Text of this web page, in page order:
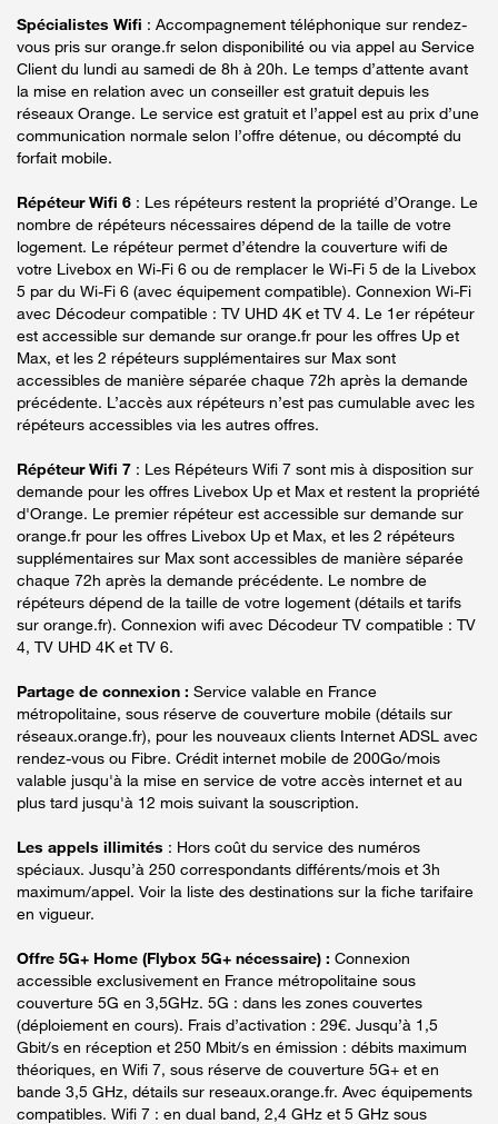
Spécialistes Wifi : Accompagnement téléphonique sur rendez-
vous pris sur orange.fr selon disponibilité ou via appel au Service
Client du lundi au samedi de 8h à 20h. Le temps d’attente avant
la mise en relation avec un conseiller est gratuit depuis les
réseaux Orange. Le service est gratuit et l’appel est au prix d’une
communication normale selon l’offre détenue, ou décompté du
forfait mobile.
Répéteur Wifi 6 : Les répéteurs restent la propriété d’Orange. Le
nombre de répéteurs nécessaires dépend de la taille de votre
logement. Le répéteur permet d’étendre la couverture wifi de
votre Livebox en Wi-Fi 6 ou de remplacer le Wi-Fi 5 de la Livebox
5 par du Wi-Fi 6 (avec équipement compatible). Connexion Wi-Fi
avec Décodeur compatible : TV UHD 4K et TV 4. Le 1er répéteur
est accessible sur demande sur orange.fr pour les offres Up et
Max, et les 2 répéteurs supplémentaires sur Max sont
accessibles de manière séparée chaque 72h après la demande
précédente. L’accès aux répéteurs n’est pas cumulable avec les
répéteurs accessibles via les autres offres.
Répéteur Wifi 7 : Les Répéteurs Wifi 7 sont mis à disposition sur
demande pour les offres Livebox Up et Max et restent la propriété
d'Orange. Le premier répéteur est accessible sur demande sur
orange.fr pour les offres Livebox Up et Max, et les 2 répéteurs
supplémentaires sur Max sont accessibles de manière séparée
chaque 72h après la demande précédente. Le nombre de
répéteurs dépend de la taille de votre logement (détails et tarifs
sur orange.fr). Connexion wifi avec Décodeur TV compatible : TV
4, TV UHD 4K et TV 6.
Partage de connexion : Service valable en France
métropolitaine, sous réserve de couverture mobile (détails sur
réseaux.orange.fr), pour les nouveaux clients Internet ADSL avec
rendez-vous ou Fibre. Crédit internet mobile de 200Go/mois
valable jusqu'à la mise en service de votre accès internet et au
plus tard jusqu'à 12 mois suivant la souscription.
Les appels illimités : Hors coût du service des numéros
spéciaux. Jusqu’à 250 correspondants différents/mois et 3h
maximum/appel. Voir la liste des destinations sur la fiche tarifaire
en vigueur.
Offre 5G+ Home (Flybox 5G+ nécessaire) : Connexion
accessible exclusivement en France métropolitaine sous
couverture 5G en 3,5GHz. 5G : dans les zones couvertes
(déploiement en cours). Frais d’activation : 29€. Jusqu’à 1,5
Gbit/s en réception et 250 Mbit/s en émission : débits maximum
théoriques, en Wifi 7, sous réserve de couverture 5G+ et en
bande 3,5 GHz, détails sur reseaux.orange.fr. Avec équipements
compatibles. Wifi 7 : en dual band, 2,4 GHz et 5 GHz sous